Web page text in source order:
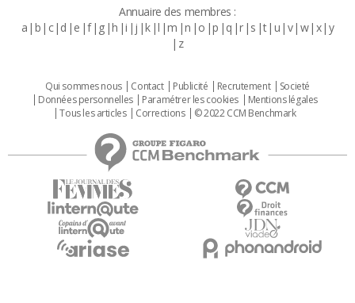
Annuaire des membres :
a b c d e f g h i j k l m n o p q r s t u v w x y
z
Qui sommes nous Contact Publicité Recrutement
Societé
Données personnelles
Paramétrer les cookies
Mentions légales
Tous les articles
Corrections © 2022 CCM Benchmark